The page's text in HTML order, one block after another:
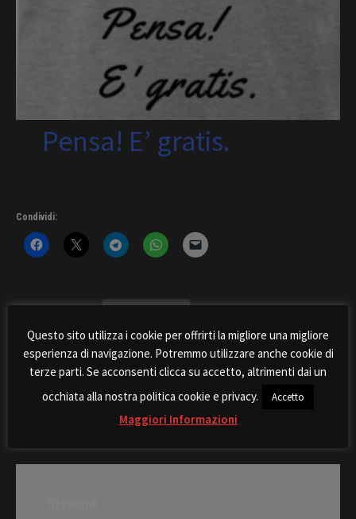
Pensa! E’ gratis.
Condividi:
POSTED UNDER T-SHIRT AVATAN
PostAvaWise – Pensa, è gratis La Avatan Survivor
Questo sito utilizza i cookie per offrirti la migliore una migliore
esperienza di navigazione. Potremmo utilizzare anche cookie di
terze parti. Se acconsenti clicca su accetto, altrimenti dai un
occhiata alla nostra politica cookie e privacy.
Accetto
Maggiori Informazioni